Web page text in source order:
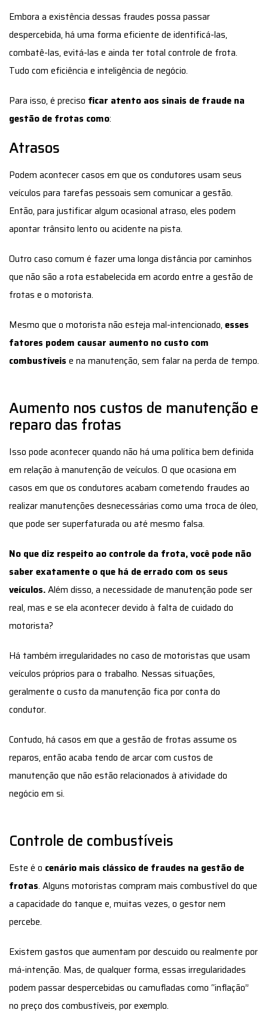
Para isso, é preciso
ficar atento aos sinais de fraude na
gestão de frotas como
Atrasos
Podem acontecer casos em que os condutores usam seus
veículos para tarefas pessoais sem comunicar a gestão.
apontar trânsito lento ou acidente na pista.
Outro caso comum é fazer uma longa distância por caminhos
que não são a rota estabelecida em acordo entre a gestão de
frotas e o motorista.
Mesmo que o motorista não esteja mal-intencionado,
esses
fatores podem causar aumento no custo com
combustíveis e na manutenção, sem falar na perda de tempo.
Aumento nos custos de manutenção e
reparo das frotas
casos em que os condutores acabam cometendo fraudes ao
realizar manutenções desnecessárias como uma troca de óleo,
que pode ser superfaturada ou até mesmo falsa.
No que diz respeito ao controle da frota, você pode não
saber exatamente o que há de errado com os seus
veículos.
Além disso, a necessidade de manutenção pode ser
motorista?
Há também irregularidades no caso de motoristas que usam
veículos próprios para o trabalho. Nessas situações,
geralmente o custo da manutenção fica por conta do
Contudo, há casos em que a gestão de frotas assume os
reparos, então acaba tendo de arcar com custos de
manutenção que não estão relacionados à atividade do
Controle de combustíveis
Este é ocenário mais clássico de fraudes na gestão de
a capacidade do tanque e, muitas vezes, o gestor nem
percebe.
Existem gastos que aumentam por descuido ou realmente por
má-intenção. Mas, de qualquer forma, essas irregularidades
podem passar despercebidas ou camufladas como “inflação”
O que a gestão de frotas pode fazer é
aumentar o controle
de forma eficiente para identificar e cortar gastos sem
ser injusto com suas equipes e ainda transmitir